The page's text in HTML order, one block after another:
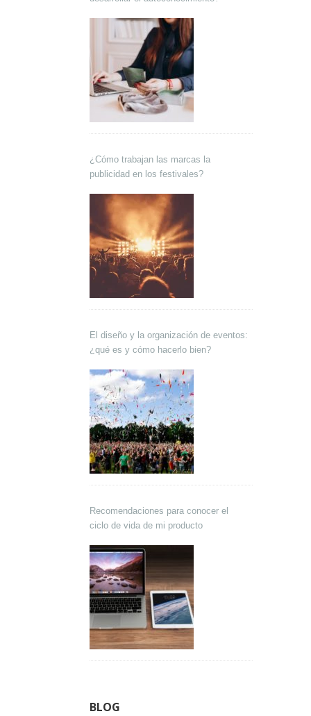
¿Cómo trabajan las marcas la
publicidad en los festivales?
El diseño y la organización de eventos:
¿qué es y cómo hacerlo bien?
Recomendaciones para conocer el
ciclo de vida de mi producto
BLOG